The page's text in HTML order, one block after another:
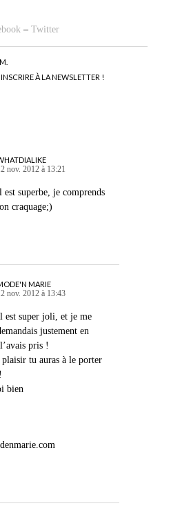
– Twitter
À LA NEWSLETTER !
nov. 2012 à 13:21
est superbe, je comprends
craquage;)
MARIE
nov. 2012 à 13:43
est super joli, et je me
justement en
pris !
tu auras à le porter
bien